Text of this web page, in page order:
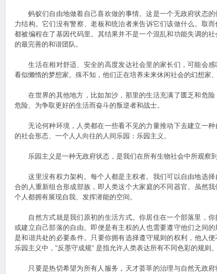
蚂蚁们自由地做着自己喜欢做的事情。这是一个无政府状态的
力结构。它们没有警察、老板和统治者来告诉它们该做什么。取
都被编程在了基因代码里。其结果并不是一个混乱和功能失调的
的最完善的和谐团队。
生活在相对舒适、安全的高度发达社会里的家长们，可能会感
看似懒惰的梦想家。殊不知，他们正在培养未来休闲社会的幻想家
在世界的其他地方，比如加沙，那里的生活充满了匮乏和危险
危险、为争取更好的生活而奋斗的叛逆者和战士。
无论何种环境，人类都在一些看不见的力量推动下去建立一种
的社会形态、一个人人向往的人间乐园：乐园主义。
乐园主义是一种无政府状态，是我们在所有生物社会中所观察
这里没有权力架构。每个人都是主权者。我们可以自由地选择
合的人重新组合形成部族，即人类这个大家庭的不同器官。虽然
个人都拥有展现自我、发挥潜能的空间。
自然方式就是我们原初的生活方式。你居住在一个部落里，你
或建立自己部落的自由。即便是有主权的人也需要遵守他们之间
是和谐共处的必要条件。只要你拥有选择遵守规则的权利，他人
乐园主义中，"反墨守成规" 是指允许人类表达所有不同色彩的规则
只要是热切希望为所有人服务，天才荟萃的治理与自然无政府